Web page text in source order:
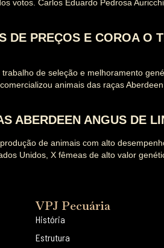
votos. Carlos Eduardo Pedrosa
DE PREÇOS E COROA
de seleção e melhoramento
animais das raças
ABERDEEN ANGUS DE
de animais com alto
Unidos, X fêmeas de alto valor
VPJ Pecuária
História
Estrutura